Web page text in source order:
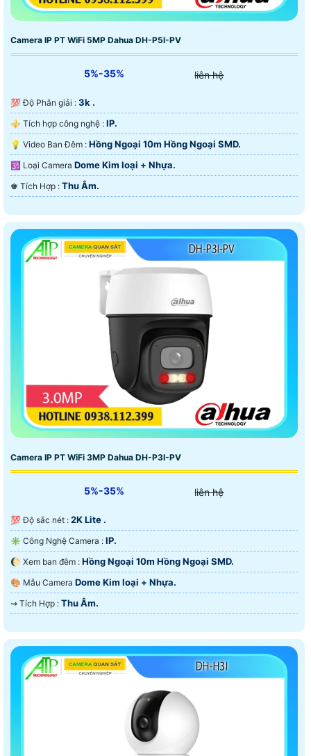
Camera IP PT WiFi 5MP Dahua DH-P5I-PV
5%-35% liên hệ
💯 Độ Phân giải : 3k .
⚜️ Tích hợp công nghệ : IP.
💡 Video Ban Đêm : Hồng Ngoại 10m Hồng Ngoại SMD.
🕉️ Loại Camera Dome Kim loại + Nhựa.
️♚ Tích Hợp : Thu Âm.
Camera IP PT WiFi 3MP Dahua DH-P3I-PV
5%-35% liên hệ
💯 Độ sắc nét : 2K Lite .
✳️ Công Nghệ Camera : IP.
🌔 Xem ban đêm : Hồng Ngoại 10m Hồng Ngoại SMD.
🎨 Mẫu Camera Dome Kim loại + Nhựa.
️⇝ Tích Hợp : Thu Âm.